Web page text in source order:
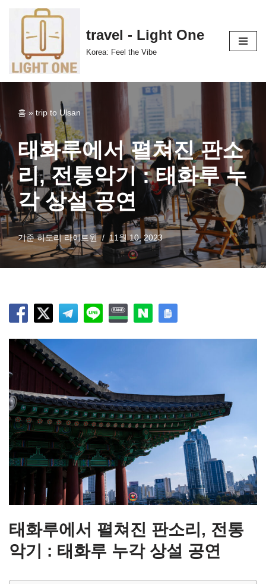
츠
로
travel - Light One
Korea: Feel the Vibe
홈 »trip to Ulsan
태화루에서 펼쳐진 판소
리, 전통악기 : 태화루 누
각 상설 공연
기준히도리 라이트원 11월 10, 2023
태화루에서 펼쳐진 판소리, 전통
악기 : 태화루 누각 상설 공연